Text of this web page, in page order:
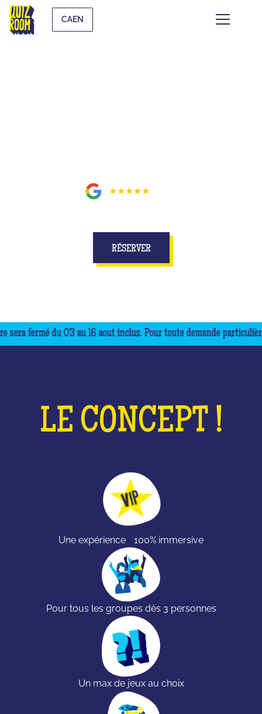
CAEN
★★★★★
RÉSERVER
du 03 au 16 aout inclus. Pour toute demande particulière, merci
LE CONCEPT !
Une expérience 100% immersive
Pour tous les groupes dès 3 personnes
Un max de jeux au choix